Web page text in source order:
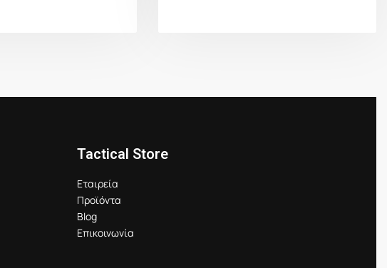
Tactical Store
Εταιρεία
Προϊόντα
Blog
Επικοινωνία